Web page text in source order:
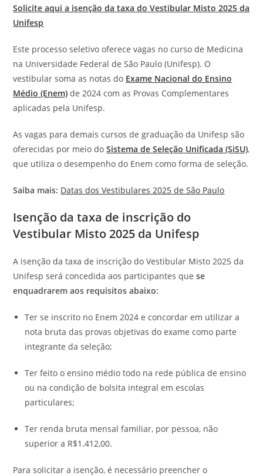
Solicite aqui a isenção da taxa do Vestibular Misto 2025 da
Unifesp
Este processo seletivo oferece vagas no curso de Medicina
na Universidade Federal de São Paulo (Unifesp). O
vestibular soma as notas do Exame Nacional do Ensino
Médio (Enem) de 2024 com as Provas Complementares
aplicadas pela Unifesp.
As vagas para demais cursos de graduação da Unifesp são
oferecidas por meio doSistema de Seleção Unificada (SiSU),
que utiliza o desempenho do Enem como forma de seleção.
Saiba mais: Datas dos Vestibulares 2025 de São Paulo
Isenção da taxa de inscrição do
Vestibular Misto 2025 da Unifesp
A isenção da taxa de inscrição do Vestibular Misto 2025 da
Unifesp será concedida aos participantes quese
enquadrarem aos requisitos abaixo:
Ter se inscrito no Enem 2024 e concordar em utilizar a
nota bruta das provas objetivas do exame como parte
integrante da seleção;
Ter feito o ensino médio todo na rede pública de ensino
ou na condição de bolsita integral em escolas
particulares;
Ter renda bruta mensal familiar, por pessoa, não
superior a R$1.412,00.
Para solicitar a isenção, é necessário preencher o